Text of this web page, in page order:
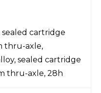
sealed cartridge
thru-axle,
sealed cartridge
thru-axle, 28h